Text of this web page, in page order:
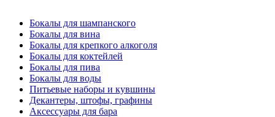
Бокалы для шампанского
Бокалы для вина
Бокалы для крепкого алкоголя
Бокалы для коктейлей
Бокалы для пива
Бокалы для воды
Питьевые наборы и кувшины
Декантеры, штофы, графины
Аксессуары для бара